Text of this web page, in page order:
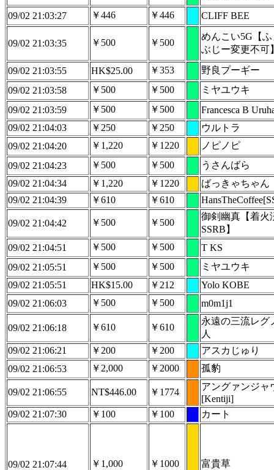
09/02 21:03:27 ￥446 ￥446 CLIFF BEE
09/02 21:03:35 ￥500 ￥500
めんこい5G【
ぶじー変更不可
09/02 21:03:55 HK$25.00 ￥353
野良プーギー
09/02 21:03:58
￥500 ￥500
ミヤユウキ
09/02 21:03:59
￥500 ￥500
Francesca B
09/02 21:04:03
￥250 ￥250
ウルトラ
09/02 21:04:20
￥1,220 ￥1220
ノピノピ
09/02 21:04:23
￥500 ￥500
うさんばら
09/02 21:04:34
￥1,220 ￥1220
ばっきゃちゃん
09/02 21:04:39
￥610 ￥610
09/02 21:04:42 ￥500 ￥500
御剣幽真【着火
SSRB】
09/02 21:04:51
￥500 ￥500
T KS
09/02 21:05:51
￥500 ￥500
ミヤユウキ
09/02 21:05:51
HK$15.00 ￥212
Yolo KOBE
09/02 21:06:03
￥500 ￥500 m0m1j1
09/02 21:06:18 ￥610 ￥610
永遠の三流レグ
人
09/02 21:06:21
￥200 ￥200
アスカじゅり
09/02 21:06:53
￥2,000 ￥2000 孤豹
09/02 21:06:55 NT$446.00 ￥1774
アングァンジャ
[Kentiji]
09/02 21:07:30
￥100 ￥100 カート
09/02 21:07:44 ￥1,000 ￥1000 富貴草